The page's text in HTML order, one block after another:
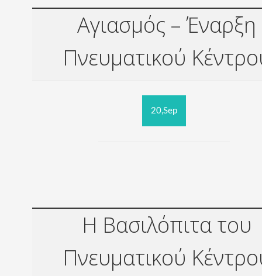
Αγιασμός – Έναρξη
Πνευματικού
20,Sep
Η Βασιλόπιτα του
Πνευματικού